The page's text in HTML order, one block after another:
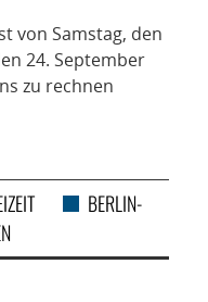
von Samstag, den
24. September
zu rechnen
BERLIN-